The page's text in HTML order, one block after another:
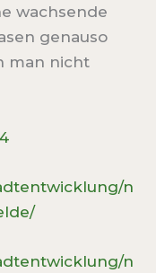
wachsende
genauso
man nicht
n
n